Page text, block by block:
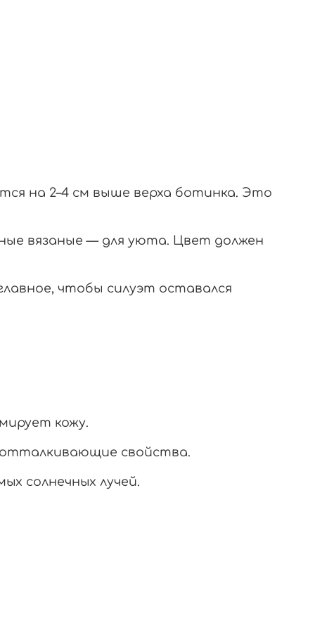
на 2–4 см выше верха ботинка. Это
вязаные — для уюта. Цвет должен
чтобы силуэт оставался
кожу.
свойства.
солнечных лучей.